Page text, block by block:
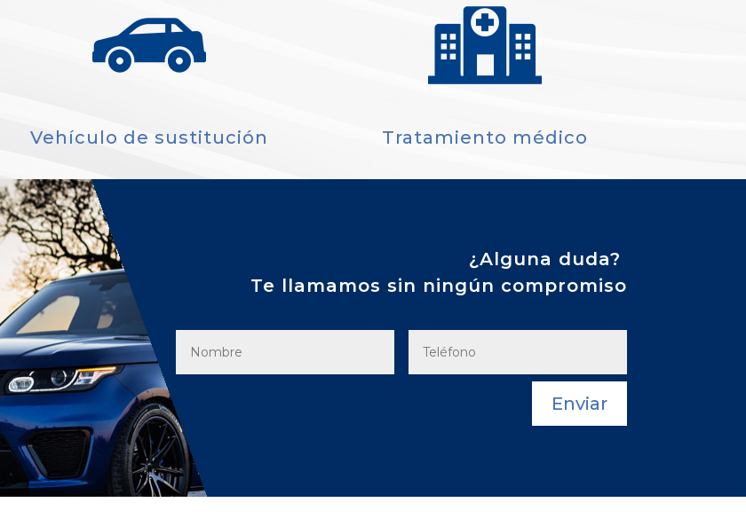
Vehículo de sustitución Tratamiento médico
¿Alguna duda?
Te llamamos sin ningún compromiso
Enviar